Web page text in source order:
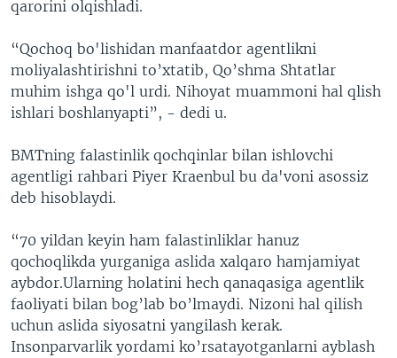
qarorini olqishladi.
“Qochoq bo'lishidan manfaatdor agentlikni
moliyalashtirishni to’xtatib, Qo’shma Shtatlar
muhim ishga qo'l urdi. Nihoyat muammoni hal qlish
ishlari boshlanyapti”, - dedi u.
BMTning falastinlik qochqinlar bilan ishlovchi
agentligi rahbari Piyer Kraenbul bu da'voni asossiz
deb hisoblaydi.
“70 yildan keyin ham falastinliklar hanuz
qochoqlikda yurganiga aslida xalqaro hamjamiyat
aybdor.Ularning holatini hech qanaqasiga agentlik
faoliyati bilan bog’lab bo’lmaydi. Nizoni hal qilish
uchun aslida siyosatni yangilash kerak.
Insonparvarlik yordami ko’rsatayotganlarni ayblash